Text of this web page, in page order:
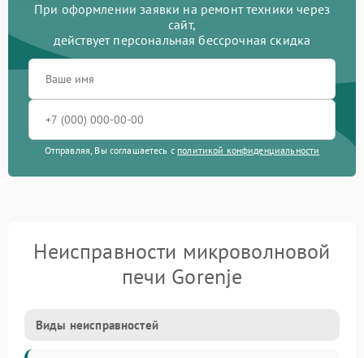
При оформлении заявки на ремонт техники через
сайт,
действует персональная бессрочная скидка
Отправляя, Вы соглашаетесь с политикой конфиденциальности
Неисправности микроволновой
печи Gorenje
Виды неисправностей